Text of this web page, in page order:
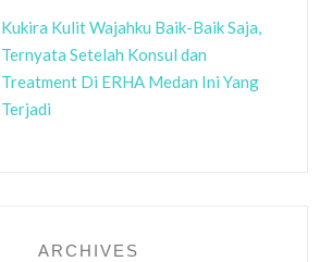
Kukira Kulit Wajahku Baik-Baik Saja,
Ternyata Setelah Konsul dan
Treatment Di ERHA Medan Ini Yang
Terjadi
ARCHIVES